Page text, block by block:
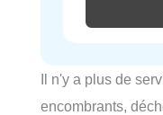
Il n'y a plus de
encombrants,